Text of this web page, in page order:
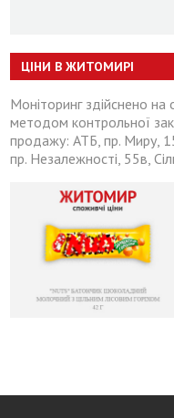
ЦІНИ В ЖИТОМИРІ
Моніторинг здійснено на
методом контрольної
продажу: АТБ, пр. Миру,
пр. Незалежності, 55в,